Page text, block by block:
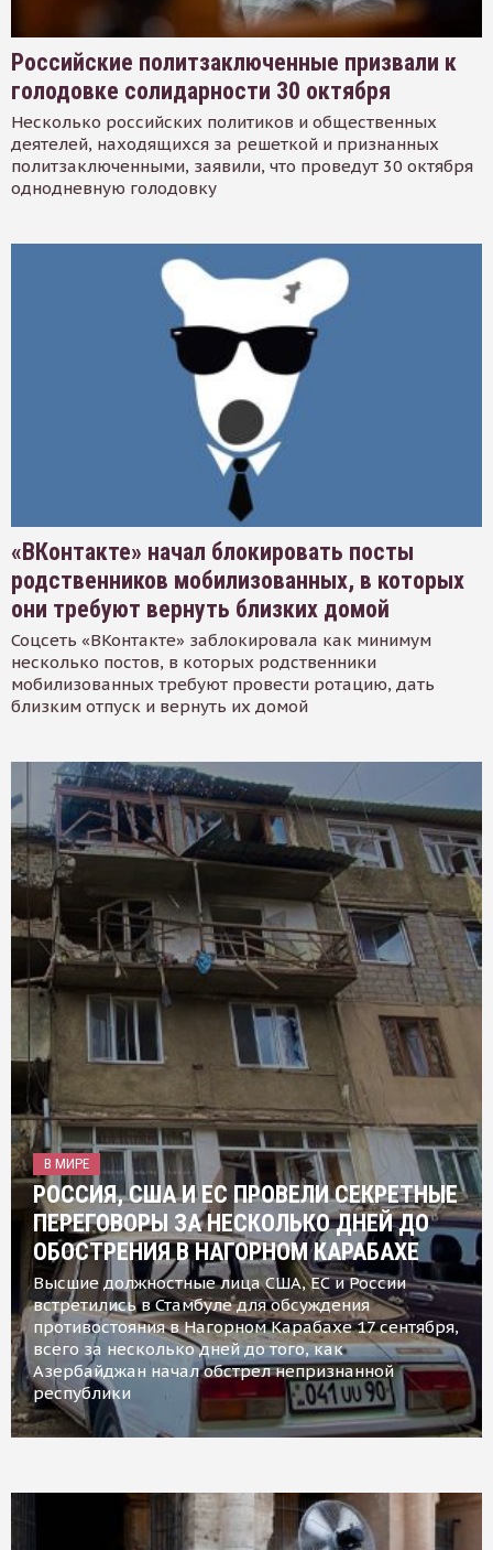
Российские политзаключенные призвали к
голодовке солидарности 30 октября
Несколько российских политиков и общественных
деятелей, находящихся за решеткой и признанных
политзаключенными, заявили, что проведут 30 октября
однодневную голодовку
«ВКонтакте» начал блокировать посты
родственников мобилизованных, в которых
они требуют вернуть близких домой
Соцсеть «ВКонтакте» заблокировала как минимум
несколько постов, в которых родственники
мобилизованных требуют провести ротацию, дать
близким отпуск и вернуть их домой
В МИРЕ
РОССИЯ, США И ЕС ПРОВЕЛИ СЕКРЕТНЫЕ
ПЕРЕГОВОРЫ ЗА НЕСКОЛЬКО ДНЕЙ ДО
ОБОСТРЕНИЯ В НАГОРНОМ КАРАБАХЕ
Высшие должностные лица США, ЕС и России
встретились в Стамбуле для обсуждения
противостояния в Нагорном Карабахе 17 сентября,
всего за несколько дней до того, как
Азербайджан начал обстрел непризнанной
республики